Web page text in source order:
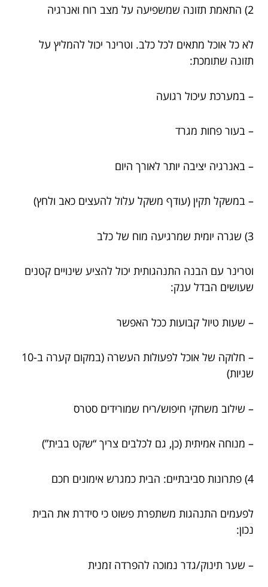
2) התאמת תזונה שמשפיעה על מצב רוח ואנרגיה
לא כל אוכל מתאים לכל כלב. וטרינר יכול להמליץ על
תזונה שתומכת:
– במערכת עיכול רגועה
– בעור פחות מגרד
– באנרגיה יציבה יותר לאורך היום
– במשקל תקין (עודף משקל עלול להעצים כאב ולחץ)
3) שגרה יומית שמרגיעה מוח של כלב
וטרינר עם הבנה התנהגותית יכול להציע שינויים קטנים
שעושים הבדל ענק:
– שעות טיול קבועות ככל האפשר
– חלוקה של אוכל לפעולות העשרה (במקום קערה ב-10
שניות)
– שילוב משחקי חיפוש/ריח שמורידים סטרס
– מנוחה אמיתית (כן, גם לכלבים צריך “שקט בבית”)
4) פתרונות סביבתיים: הבית כמגרש אימונים חכם
לפעמים התנהגות משתפרת פשוט כי סידרת את הבית
נכון:
– שער תינוק/גדר נמוכה להפרדה זמנית